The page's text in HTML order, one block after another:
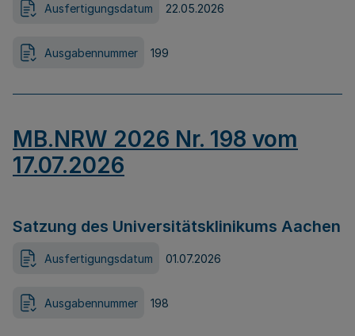
Ausfertigungsdatum 22.05.2026
Ausgabennummer 199
MB.NRW 2026 Nr. 198 vom
17.07.2026
Satzung des Universitätsklinikums Aachen
Ausfertigungsdatum 01.07.2026
Ausgabennummer 198